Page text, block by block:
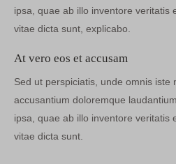
ipsa, quae ab illo inventore veritatis
vitae dicta sunt, explicabo.
At vero eos et accusam
Sed ut perspiciatis, unde omnis iste
accusantium doloremque
ipsa, quae ab illo inventore veritatis
vitae dicta sunt.